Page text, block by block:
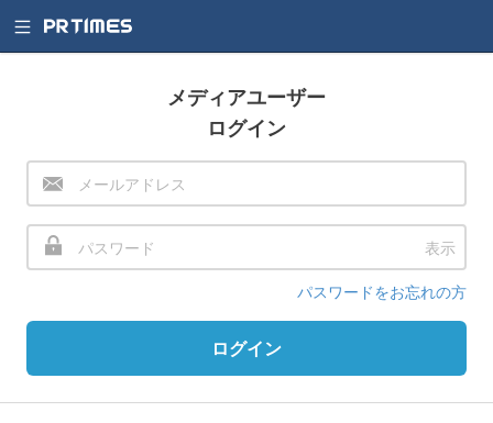
メディアユーザー
ログイン
表示
パスワードをお忘れの方
ログイン